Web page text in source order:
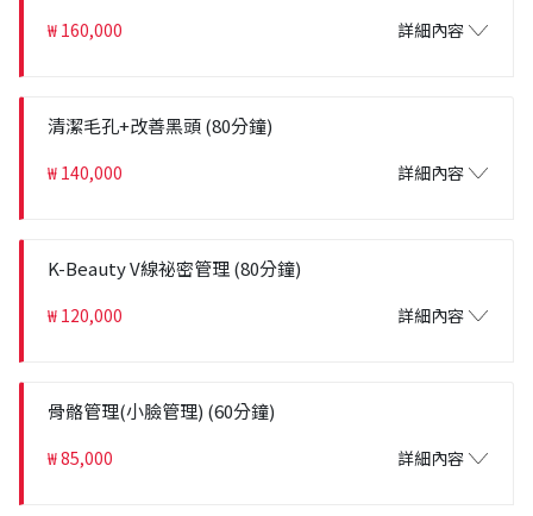
₩ 160,000 詳細內容
清潔毛孔+改善黑頭 (80分鐘)
₩ 140,000 詳細內容
K-Beauty V線祕密管理 (80分鐘)
₩ 120,000 詳細內容
骨骼管理(小臉管理) (60分鐘)
₩ 85,000 詳細內容